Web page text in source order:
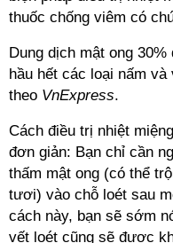
thuốc chống viêm có
Dung dịch mật ong
hầu hết các loại nấm
theo VnExpress.
Cách điều trị nhiệt
đơn giản: Bạn chỉ cần
thấm mật ong (có thể
tươi) vào chỗ loét sau
cách này, bạn sẽ sớm
vết loét cũng sẽ được